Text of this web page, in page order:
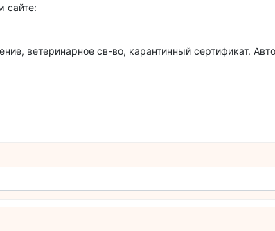
сайте:
ветеринарное св-во, карантинный сертификат.